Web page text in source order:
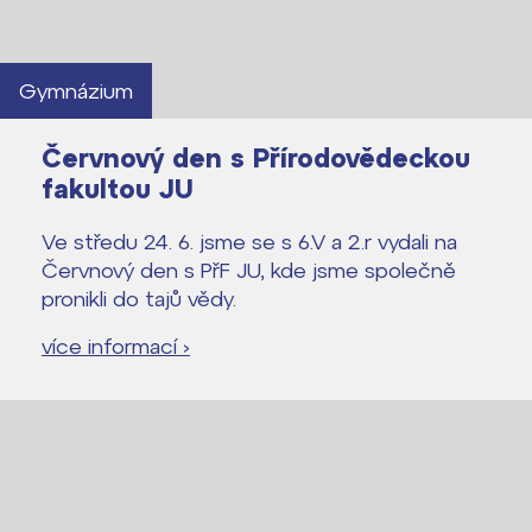
Gymnázium
Červnový den s Přírodovědeckou
fakultou JU
Ve středu 24. 6. jsme se s 6.V a 2.r vydali na
Červnový den s PřF JU, kde jsme společně
pronikli do tajů vědy.
více informací ›